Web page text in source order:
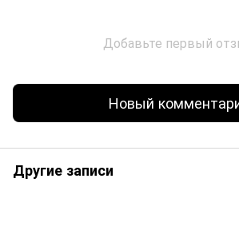
Добавьте первый
Новый
Другие записи